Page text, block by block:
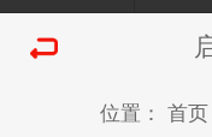
位置： 首页